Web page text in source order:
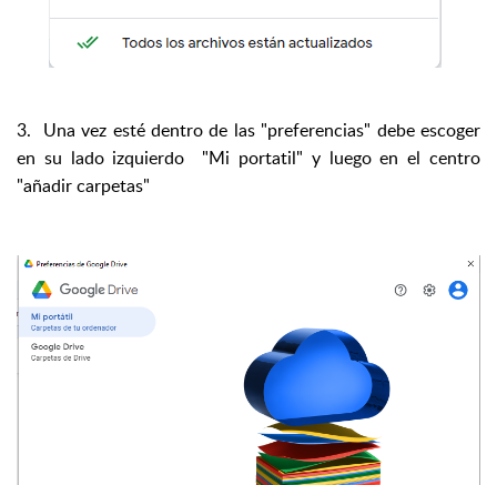
3. Una vez esté dentro de las "preferencias" debe escoger
en su lado izquierdo "Mi portatil" y luego en el centro
"añadir carpetas"